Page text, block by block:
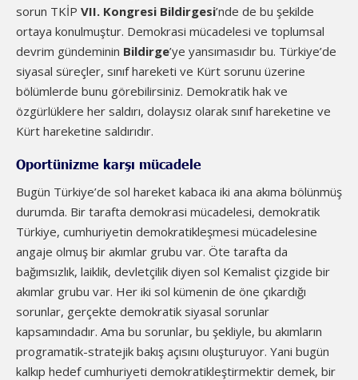
sorun TKİP VII. Kongresi Bildirgesi’nde de bu şekilde
ortaya konulmuştur. Demokrasi mücadelesi ve toplumsal
devrim gündeminin Bildirge’ye yansımasıdır bu. Türkiye’de
siyasal süreçler, sınıf hareketi ve Kürt sorunu üzerine
bölümlerde bunu görebilirsiniz. Demokratik hak ve
özgürlüklere her saldırı, dolaysız olarak sınıf hareketine ve
Kürt hareketine saldırıdır.
Oportünizme karşı mücadele
Bugün Türkiye’de sol hareket kabaca iki ana akıma bölünmüş
durumda. Bir tarafta demokrasi mücadelesi, demokratik
Türkiye, cumhuriyetin demokratikleşmesi mücadelesine
angaje olmuş bir akımlar grubu var. Öte tarafta da
bağımsızlık, laiklik, devletçilik diyen sol Kemalist çizgide bir
akımlar grubu var. Her iki sol kümenin de öne çıkardığı
sorunlar, gerçekte demokratik siyasal sorunlar
kapsamındadır. Ama bu sorunlar, bu şekliyle, bu akımların
programatik-stratejik bakış açısını oluşturuyor. Yani bugün
kalkıp hedef cumhuriyeti demokratikleştirmektir demek, bir